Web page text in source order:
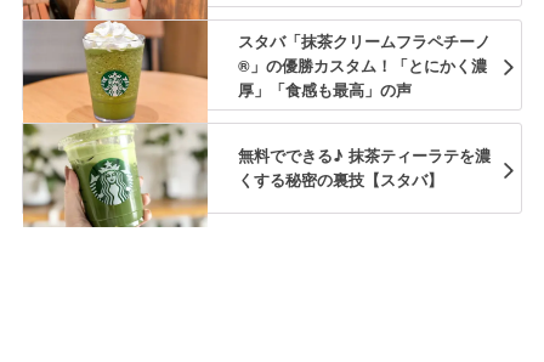
スタバ「抹茶クリームフラペチーノ
®」の優勝カスタム！「とにかく濃
厚」「食感も最高」の声
無料でできる♪ 抹茶ティーラテを濃
くする秘密の裏技【スタバ】